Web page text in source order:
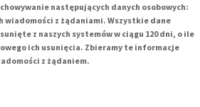
następujących danych osobowych:
z żądaniami. Wszystkie dane
z naszych systemów w ciągu 120 dni, o ile
ich usunięcia. Zbieramy te informacje
z żądaniem.